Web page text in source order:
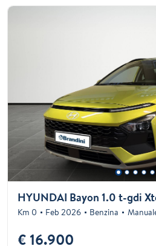
HYUNDAI Bayon 1.0 t-gdi
Km 0 Feb 2026 Benzina
€ 16.900